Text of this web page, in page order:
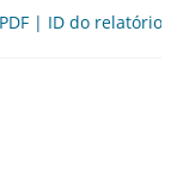
| ID do relatório: